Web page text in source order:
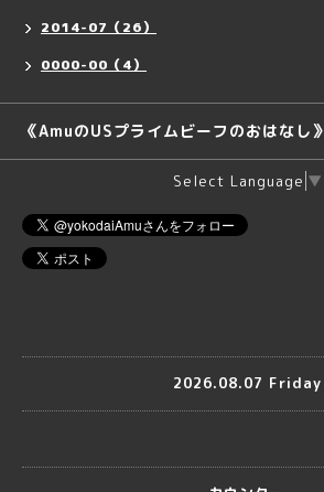
2014-07（26）
0000-00（4）
《AmuのUSプライムビーフのおはなし》
Select Language ▼
2026.08.07 Friday